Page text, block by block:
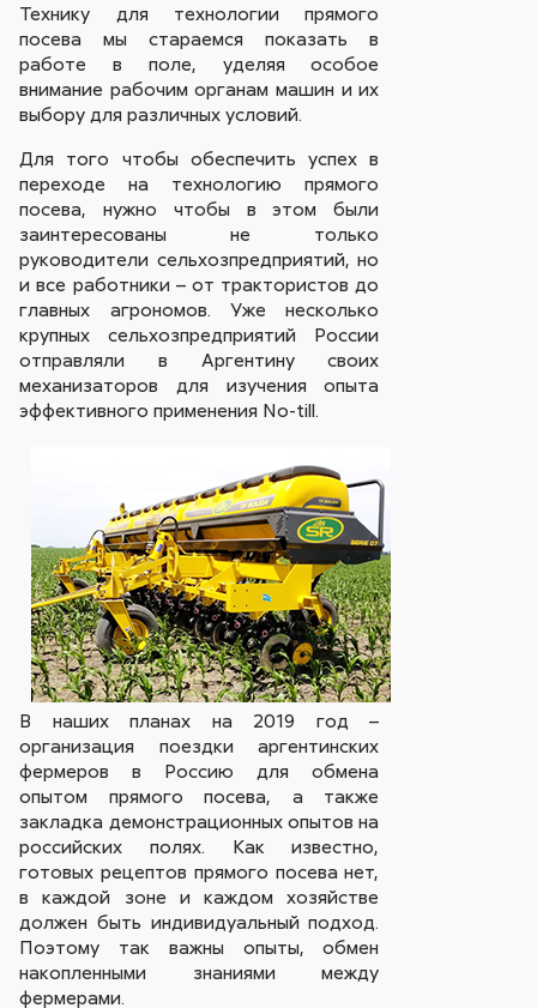
Технику для технологии прямого
посева мы стараемся показать в
работе в поле, уделяя особое
внимание рабочим органам машин и их
выбору для различных условий.
Для того чтобы обеспечить успех в
переходе на технологию прямого
посева, нужно чтобы в этом были
заинтересованы не только
руководители сельхозпредприятий, но
и все работники – от трактористов до
главных агрономов. Уже несколько
крупных сельхозпредприятий России
отправляли в Аргентину своих
механизаторов для изучения опыта
эффективного применения No-till.
В наших планах на 2019 год –
организация поездки аргентинских
фермеров в Россию для обмена
опытом прямого посева, а также
закладка демонстрационных опытов на
российских полях. Как известно,
готовых рецептов прямого посева нет,
в каждой зоне и каждом хозяйстве
должен быть индивидуальный подход.
Поэтому так важны опыты, обмен
накопленными знаниями между
фермерами.